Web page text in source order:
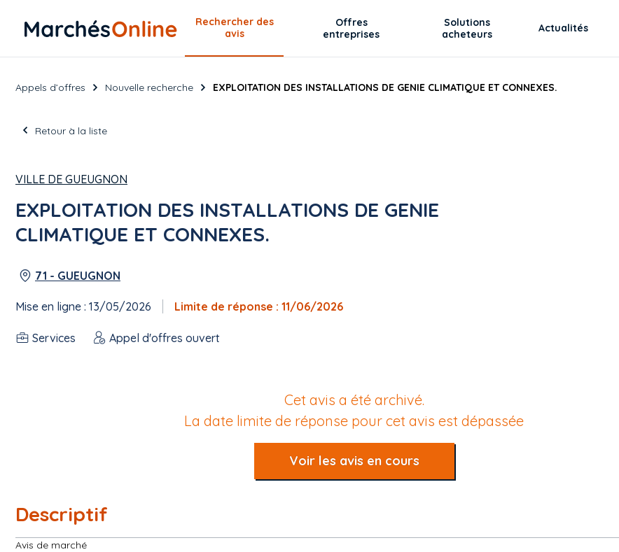
Rechercher des
avis
Offres
entreprises
Solutions
acheteurs
Actualités
Appels d’offres Nouvelle recherche EXPLOITATION DES INSTALLATIONS DE GENIE CLIMATIQUE ET CONNEXES.
Retour à la liste
VILLE DE GUEUGNON
EXPLOITATION DES INSTALLATIONS DE GENIE
CLIMATIQUE ET CONNEXES.
71 - GUEUGNON
Mise en ligne : 13/05/2026 Limite de réponse : 11/06/2026
Services Appel d'offres ouvert
Cet avis a été archivé.
La date limite de réponse pour cet avis est dépassée
Voir les avis en cours
Descriptif
Avis de marché